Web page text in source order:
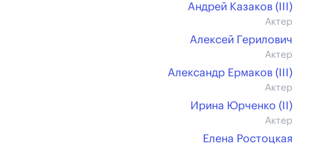
Андрей Казаков (III)
Актер
Алексей Герилович
Актер
Александр Ермаков (III)
Актер
Ирина Юрченко (II)
Актер
Елена Ростоцкая